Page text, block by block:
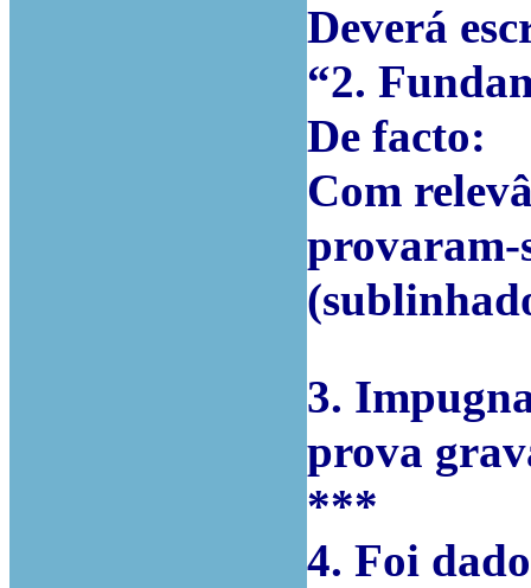
Deverá
“2.
De facto:
Com
provaram-
3.
prova
***
4. Foi